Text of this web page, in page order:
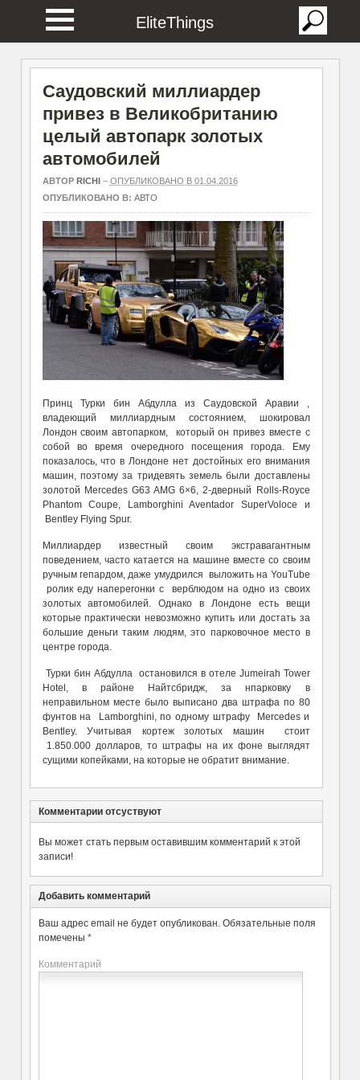
EliteThings
Саудовский миллиардер
привез в Великобританию
целый автопарк золотых
автомобилей
АВТОР RICHI– ОПУБЛИКОВАНО В 01.04.2016
ОПУБЛИКОВАНО В: АВТО
Принц Турки бин Абдулла из Саудовской Аравии ,
владеющий миллиардным состоянием, шокировал
Лондон своим автопарком, который он привез вместе с
собой во время очередного посещения города. Ему
показалось, что в Лондоне нет достойных его внимания
машин, поэтому за тридевять земель были доставлены
золотой Mercedes G63 AMG 6×6, 2-дверный Rolls-Royce
Phantom Coupe, Lamborghini Aventador SuperVoloce и
Bentley Flying Spur.
Миллиардер известный своим экстравагантным
поведением, часто катается на машине вместе со своим
ручным гепардом, даже умудрился выложить на YouTube
ролик еду наперегонки с верблюдом на одно из своих
золотых автомобилей. Однако в Лондоне есть вещи
которые практически невозможно купить или достать за
большие деньги таким людям, это парковочное место в
центре города.
Турки бин Абдулла остановился в отеле Jumeirah Tower
Hotel, в районе Найтсбридж, за нпарковку в
неправильном месте было выписано два штрафа по 80
фунтов на Lamborghini, по одному штрафу Mercedes и
Bentley. Учитывая кортеж золотых машин стоит
1.850.000 долларов, то штрафы на их фоне выглядят
сущими копейками, на которые не обратит внимание.
Комментарии отсуствуют
Вы может стать первым оставившим комментарий к этой
записи!
Добавить комментарий
Ваш адрес email не будет опубликован. Обязательные поля
помечены *
Комментарий